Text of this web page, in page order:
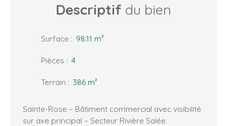
Descriptif du bien
Surface : 98.11 m²
Pièces : 4
Terrain : 386 m²
Sainte-Rose – Bâtiment commercial avec visibilité
sur axe principal – Secteur Rivière Salée